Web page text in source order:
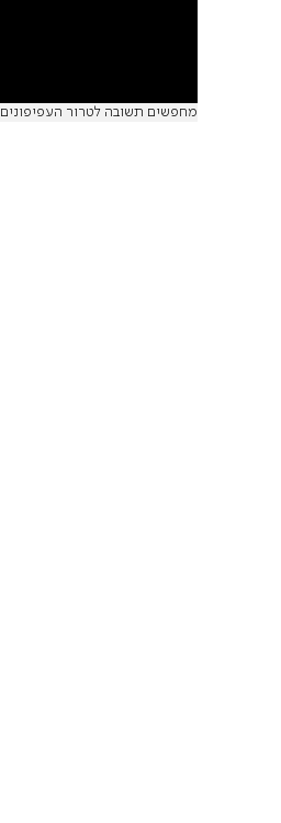
מחפשים תשובה לטרור העפיפונים